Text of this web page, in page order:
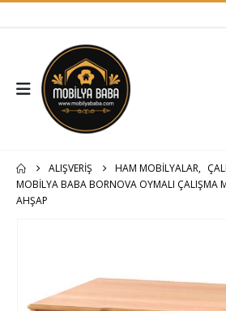
ALIŞVERIŞ HAM MOBİLYALAR,
MOBILYA BABA BORNOVA OYMALI ÇALIŞMA
AHŞAP